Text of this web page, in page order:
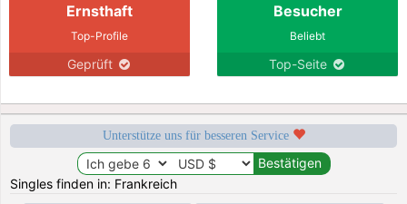
Ernsthaft
Top-Profile
Geprüft
Besucher
Beliebt
Top-Seite
Unterstütze uns für besseren Service
Singles finden in: Frankreich